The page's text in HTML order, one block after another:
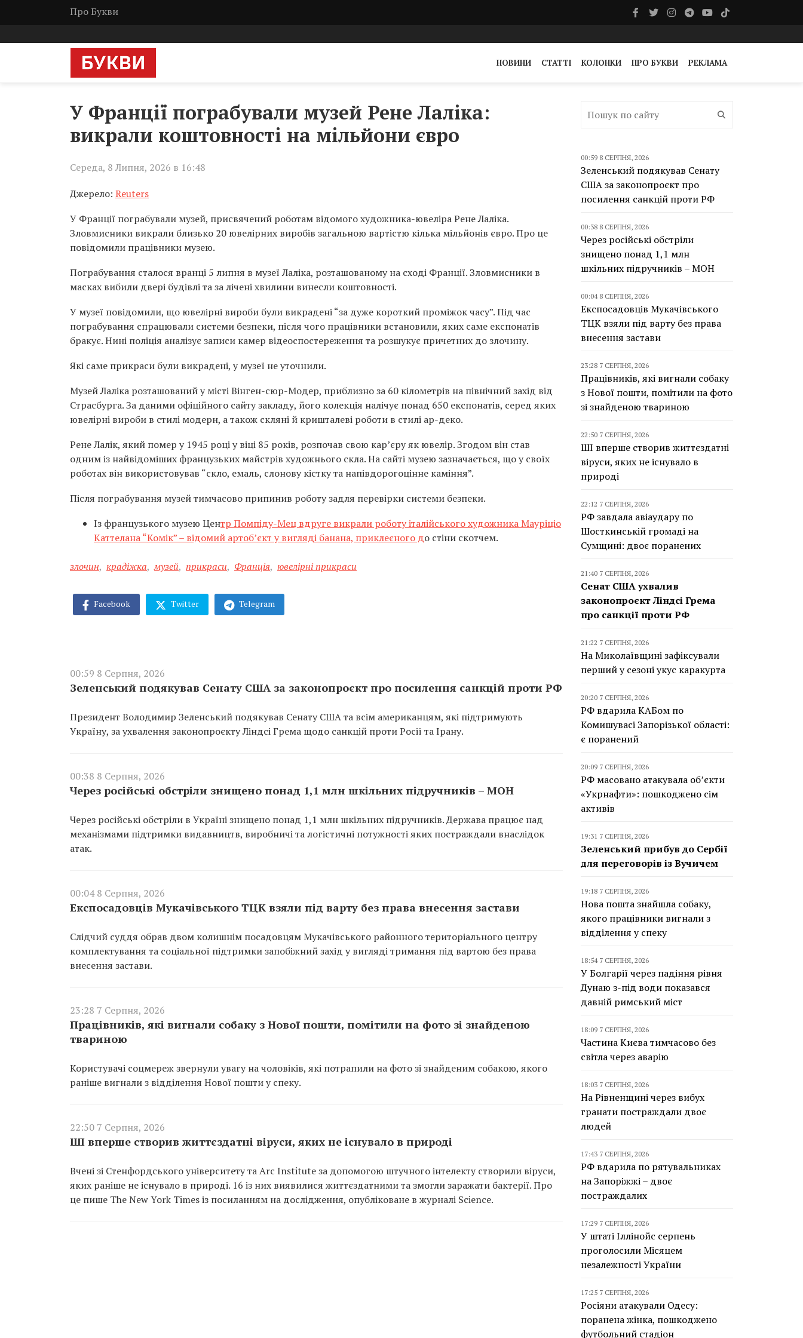
Про Букви
НОВИНИ СТАТТІ КОЛОНКИ ПРО БУКВИ РЕКЛАМА
У Франції пограбували музей Рене Лаліка:
викрали коштовності на мільйони євро
Середа, 8 Липня, 2026 в 16:48
Джерело: Reuters
У Франції пограбували музей, присвячений роботам відомого художника-ювеліра Рене Лаліка.
Зловмисники викрали близько 20 ювелірних виробів загальною вартістю кілька мільйонів євро. Про це
повідомили працівники музею.
Пограбування сталося вранці 5 липня в музеї Лаліка, розташованому на сході Франції. Зловмисники в
масках вибили двері будівлі та за лічені хвилини винесли коштовності.
У музеї повідомили, що ювелірні вироби були викрадені “за дуже короткий проміжок часу”. Під час
пограбування спрацювали системи безпеки, після чого працівники встановили, яких саме експонатів
бракує. Нині поліція аналізує записи камер відеоспостереження та розшукує причетних до злочину.
Які саме прикраси були викрадені, у музеї не уточнили.
Музей Лаліка розташований у місті Вінген-сюр-Модер, приблизно за 60 кілометрів на північний захід від
Страсбурга. За даними офіційного сайту закладу, його колекція налічує понад 650 експонатів, серед яких
ювелірні вироби в стилі модерн, а також скляні й кришталеві роботи в стилі ар-деко.
Рене Лалік, який помер у 1945 році у віці 85 років, розпочав свою кар’єру як ювелір. Згодом він став
одним із найвідоміших французьких майстрів художнього скла. На сайті музею зазначається, що у своїх
роботах він використовував “скло, емаль, слонову кістку та напівдорогоцінне каміння”.
Після пограбування музей тимчасово припинив роботу задля перевірки системи безпеки.
Із французького музею Центр Помпіду-Мец вдруге викрали роботу італійського художника Мауріціо
Каттелана “Комік” – відомий артоб’єкт у вигляді банана, приклеєного до стіни скотчем.
злочин, крадіжка, музей, прикраси, Франція, ювелірні прикраси
Facebook Twitter Telegram
00:59 8 Серпня, 2026
Зеленський подякував Сенату США за законопроєкт про посилення санкцій проти РФ
Президент Володимир Зеленський подякував Сенату США та всім американцям, які підтримують
Україну, за ухвалення законопроєкту Ліндсі Грема щодо санкцій проти Росії та Ірану.
00:38 8 Серпня, 2026
Через російські обстріли знищено понад 1,1 млн шкільних підручників – МОН
Через російські обстріли в Україні знищено понад 1,1 млн шкільних підручників. Держава працює над
механізмами підтримки видавництв, виробничі та логістичні потужності яких постраждали внаслідок
атак.
00:04 8 Серпня, 2026
Експосадовців Мукачівського ТЦК взяли під варту без права внесення застави
Слідчий суддя обрав двом колишнім посадовцям Мукачівського районного територіального центру
комплектування та соціальної підтримки запобіжний захід у вигляді тримання під вартою без права
внесення застави.
23:28 7 Серпня, 2026
Працівників, які вигнали собаку з Нової пошти, помітили на фото зі знайденою
твариною
Користувачі соцмереж звернули увагу на чоловіків, які потрапили на фото зі знайденим собакою, якого
раніше вигнали з відділення Нової пошти у спеку.
22:50 7 Серпня, 2026
ШІ вперше створив життєздатні віруси, яких не існувало в природі
Вчені зі Стенфордського університету та Arc Institute за допомогою штучного інтелекту створили віруси,
яких раніше не існувало в природі. 16 із них виявилися життєздатними та змогли заражати бактерії. Про
це пише The New York Times із посиланням на дослідження, опубліковане в журналі Science.
00:59 8 СЕРПНЯ, 2026
Зеленський подякував Сенату
США за законопроєкт про
посилення санкцій проти РФ
00:38 8 СЕРПНЯ, 2026
Через російські обстріли
знищено понад 1,1 млн
шкільних підручників – МОН
00:04 8 СЕРПНЯ, 2026
Експосадовців Мукачівського
ТЦК взяли під варту без права
внесення застави
23:28 7 СЕРПНЯ, 2026
Працівників, які вигнали собаку
з Нової пошти, помітили на фото
зі знайденою твариною
22:50 7 СЕРПНЯ, 2026
ШІ вперше створив життєздатні
віруси, яких не існувало в
природі
22:12 7 СЕРПНЯ, 2026
РФ завдала авіаудару по
Шосткинській громаді на
Сумщині: двоє поранених
21:40 7 СЕРПНЯ, 2026
Сенат США ухвалив
законопроєкт Ліндсі Грема
про санкції проти РФ
21:22 7 СЕРПНЯ, 2026
На Миколаївщині зафіксували
перший у сезоні укус каракурта
20:20 7 СЕРПНЯ, 2026
РФ вдарила КАБом по
Комишувасі Запорізької області:
є поранений
20:09 7 СЕРПНЯ, 2026
РФ масовано атакувала об’єкти
«Укрнафти»: пошкоджено сім
активів
19:31 7 СЕРПНЯ, 2026
Зеленський прибув до Сербії
для переговорів із Вучичем
19:18 7 СЕРПНЯ, 2026
Нова пошта знайшла собаку,
якого працівники вигнали з
відділення у спеку
18:54 7 СЕРПНЯ, 2026
У Болгарії через падіння рівня
Дунаю з-під води показався
давній римський міст
18:09 7 СЕРПНЯ, 2026
Частина Києва тимчасово без
світла через аварію
18:03 7 СЕРПНЯ, 2026
На Рівненщині через вибух
гранати постраждали двоє
людей
17:43 7 СЕРПНЯ, 2026
РФ вдарила по рятувальниках
на Запоріжжі – двоє
постраждалих
17:29 7 СЕРПНЯ, 2026
У штаті Іллінойс серпень
проголосили Місяцем
незалежності України
17:25 7 СЕРПНЯ, 2026
Росіяни атакували Одесу:
поранена жінка, пошкоджено
футбольний стадіон